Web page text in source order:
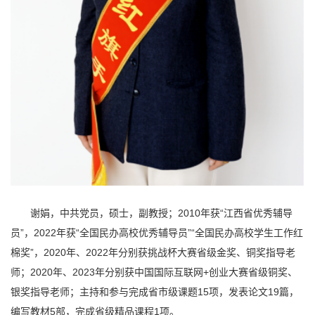
谢娟，中共党员，硕士，副教授；2010年获“江西省优秀辅导
员”，2022年获“全国民办高校优秀辅导员”“全国民办高校学生工作红
棉奖”，2020年、2022年分别获挑战杯大赛省级金奖、铜奖指导老
师；2020年、2023年分别获中国国际互联网+创业大赛省级铜奖、
银奖指导老师；主持和参与完成省市级课题15项，发表论文19篇，
编写教材5部，完成省级精品课程1项。